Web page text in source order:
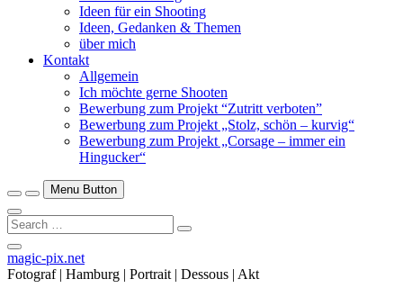
Ideen für ein Shooting
Ideen, Gedanken & Themen
über mich
Kontakt
Allgemein
Ich möchte gerne Shooten
Bewerbung zum Projekt “Zutritt verboten”
Bewerbung zum Projekt „Stolz, schön – kurvig“
Bewerbung zum Projekt „Corsage – immer ein
Hingucker“
Menu Button
Search
…
Close
Side
Menu
magic-pix.net
Fotograf | Hamburg | Portrait | Dessous | Akt